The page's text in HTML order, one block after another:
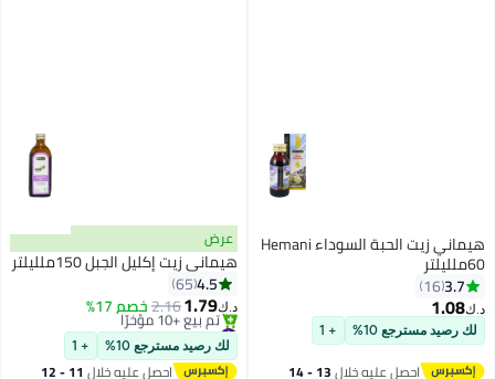
هيماني زيت الحبة السوداء Hemani
60ملليلتر
3.7
16
د.ك‏1.08
لك رصيد مسترجع 10% + 1
احصل عليه خلال 13 - 14
عرض
هيماني زيت إكليل الجبل 150ملليلتر
4.5
65
د.ك‏1.79
2.16خصم 17%
#5 في فقاعة الحمام
باقي 1 وحدات في المخزون
تم بيع +10 مؤخرًا
لك رصيد مسترجع 10% + 1
احصل عليه خلال 11 - 12